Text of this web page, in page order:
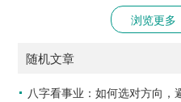
浏览更多
随机文章
八字看事业：如何选对方向，